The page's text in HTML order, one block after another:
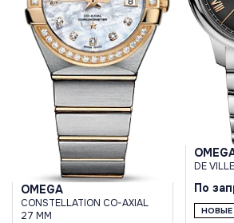
OMEGA
CONSTELLATION CO-AXIAL
27 MM
DE
По
НОВЫЕ